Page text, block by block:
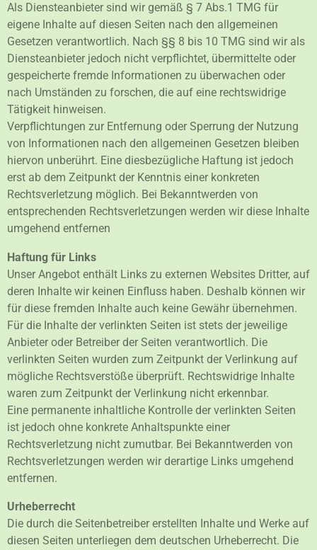
Als Diensteanbieter sind wir gemäß § 7 Abs.1 TMG für
eigene Inhalte auf diesen Seiten nach den allgemeinen
Gesetzen verantwortlich. Nach §§ 8 bis 10 TMG sind wir als
Diensteanbieter jedoch nicht verpflichtet, übermittelte oder
gespeicherte fremde Informationen zu überwachen oder
nach Umständen zu forschen, die auf eine rechtswidrige
Tätigkeit hinweisen.
Verpflichtungen zur Entfernung oder Sperrung der Nutzung
von Informationen nach den allgemeinen Gesetzen bleiben
hiervon unberührt. Eine diesbezügliche Haftung ist jedoch
erst ab dem Zeitpunkt der Kenntnis einer konkreten
Rechtsverletzung möglich. Bei Bekanntwerden von
entsprechenden Rechtsverletzungen werden wir diese Inhalte
umgehend entfernen
Haftung für Links
Unser Angebot enthält Links zu externen Websites Dritter, auf
deren Inhalte wir keinen Einfluss haben. Deshalb können wir
für diese fremden Inhalte auch keine Gewähr übernehmen.
Für die Inhalte der verlinkten Seiten ist stets der jeweilige
Anbieter oder Betreiber der Seiten verantwortlich. Die
verlinkten Seiten wurden zum Zeitpunkt der Verlinkung auf
mögliche Rechtsverstöße überprüft. Rechtswidrige Inhalte
waren zum Zeitpunkt der Verlinkung nicht erkennbar.
Eine permanente inhaltliche Kontrolle der verlinkten Seiten
ist jedoch ohne konkrete Anhaltspunkte einer
Rechtsverletzung nicht zumutbar. Bei Bekanntwerden von
Rechtsverletzungen werden wir derartige Links umgehend
entfernen.
Urheberrecht
Die durch die Seitenbetreiber erstellten Inhalte und Werke auf
diesen Seiten unterliegen dem deutschen Urheberrecht. Die